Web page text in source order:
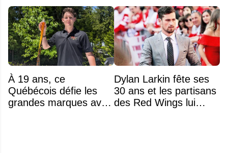
À 19 ans, ce
Québécois défie les
grandes marques avec
Dylan Larkin fête ses
30 ans et les partisans
des Red Wings lui